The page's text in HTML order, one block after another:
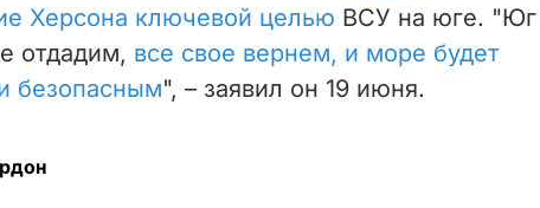
Херсона ключевой целью ВСУ на юге. "Юг
отдадим, все свое вернем, и море будет
безопасным", – заявил он 19 июня.